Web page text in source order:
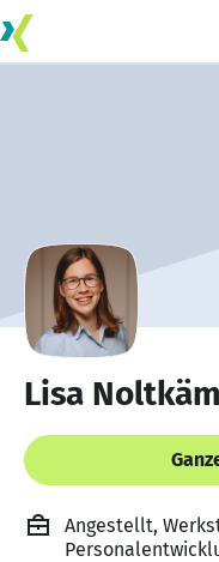
Lisa
Angestellt,